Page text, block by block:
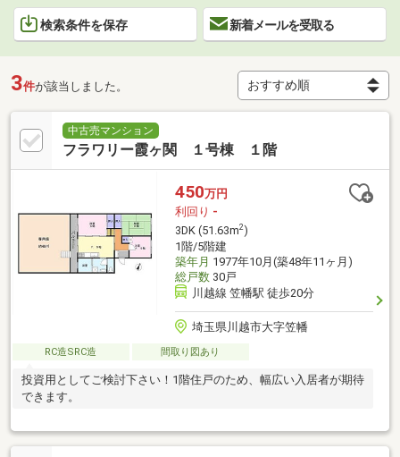
検索条件を保存 新着メールを受取る
3件が該当しました。
中古売マンション
フラワリー霞ヶ関 １号棟 １階
450万円
利回り -
3DK (51.63m2)
1階/5階建
築年月 1977年10月(築48年11ヶ月)
総戸数30戸
川越線 笠幡駅 徒歩20分
埼玉県川越市大字笠幡
RC造SRC造 間取り図あり
投資用としてご検討下さい！1階住戸のため、幅広い入居者が期待
できます。